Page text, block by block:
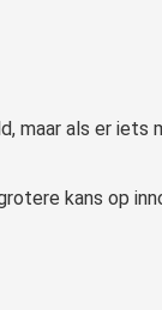
maar als er iets
kans op